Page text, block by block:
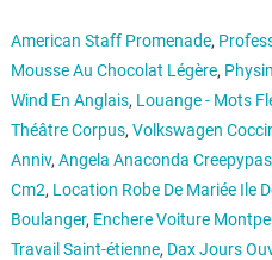
American Staff Promenade,
Mousse Au Chocolat Légère,
Wind En Anglais, Louange - Mots
Théâtre Corpus, Volkswagen
Anniv, Angela Anaconda
Cm2, Location Robe De Mariée Ile
Boulanger, Enchere Voiture
Travail Saint-étienne, Dax Jours